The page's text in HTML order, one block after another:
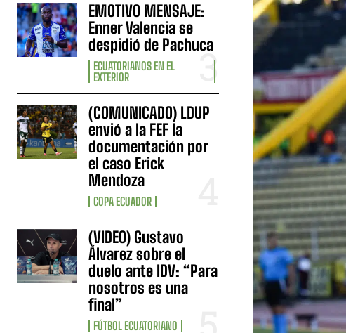
EMOTIVO MENSAJE:
Enner Valencia se
despidió de Pachuca
ECUATORIANOS EN EL
EXTERIOR
(COMUNICADO) LDUP
envió a la FEF la
documentación por
el caso Erick
Mendoza
COPA ECUADOR
(VIDEO) Gustavo
Álvarez sobre el
duelo ante IDV: “Para
nosotros es una
final”
FÚTBOL ECUATORIANO